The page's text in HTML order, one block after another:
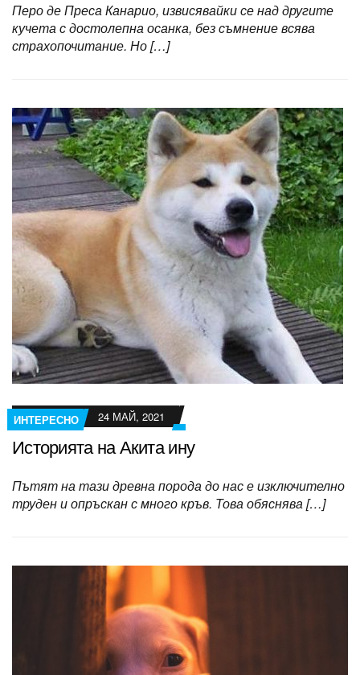
Перо де Преса Канарио, извисявайки се над другите
кучета с достолепна осанка, без съмнение всява
страхопочитание. Но […]
ИНТЕРЕСНО 24 МАЙ, 2021
Историята на Акита ину
Пътят на тази древна порода до нас е изключително
труден и опръскан с много кръв. Това обяснява […]